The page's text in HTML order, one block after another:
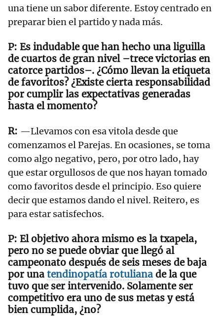
una tiene un sabor diferente. Estoy centrado en
preparar bien el partido y nada más.
Es indudable que han hecho una liguilla
de cuartos de gran nivel –trece victorias en
catorce partidos–. ¿Cómo llevan la etiqueta
de favoritos? ¿Existe cierta responsabilidad
por cumplir las expectativas generadas
hasta el momento?
—Llevamos con esa vitola desde que
comenzamos el Parejas. En ocasiones, se toma
como algo negativo, pero, por otro lado, hay
que estar orgullosos de que nos hayan tomado
como favoritos desde el principio. Eso quiere
decir que estamos dando el nivel. Reitero, es
para estar satisfechos.
El objetivo ahora mismo es la txapela,
pero no se puede obviar que llegó al
campeonato después de seis meses de baja
por una tendinopatía rotuliana de la que
tuvo que ser intervenido. Solamente ser
competitivo era uno de sus metas y está
bien cumplida, ¿no?